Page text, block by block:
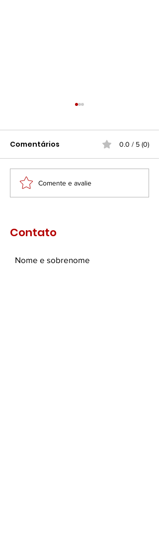
Homem-Aranha: Um
Novo Dia — A Jornada
Comentários 0.0 / 5 (0)
Comente e avalie
Contato
Nome e sobrenome